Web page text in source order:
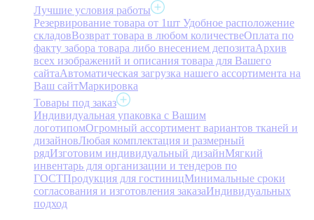
Лучшие условия работы
Резервирование товара от 1шт Удобное расположение
складовВозврат товара в любом количествеОплата по
факту забора товара либо внесением депозитаАрхив
всех изображений и описания товара для Вашего
сайтаАвтоматическая загрузка нашего ассортимента на
Ваш сайтМаркировка
Товары под заказ
Индивидуальная упаковка с Вашим
логотипомОгромный ассортимент вариантов тканей и
дизайновЛюбая комплектация и размерный
рядИзготовим индивидуальный дизайнМягкий
инвентарь для организации и тендеров по
ГОСТПродукция для гостиницМинимальные сроки
согласования и изготовления заказаИндивидуальных
подход